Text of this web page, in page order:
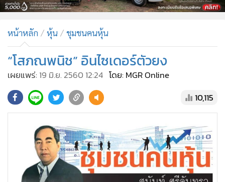
• ภูมิภาค
• บันเทิง
ผู้จัดการรายวัน
คอลัมนิสต์
• CbizReview
• Cyber BIZ
ผู้จัดกวน
Good health & Well-being
Green Innovation & SD
Management & HR
หน้าหลัก หุ้น ชุมชนคนหุ้น
“โสภณพนิช” อินไซเดอร์ตัวยง
เผยแพร่: 19 มิ.ย. 2560 12:24 โดย: MGR Online
10,115